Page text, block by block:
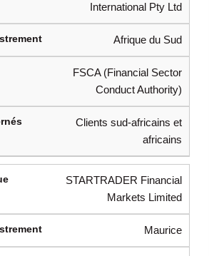
International Pty Ltd
Afrique du Sud
FSCA (Financial Sector
Conduct Authority)
Clients sud-africains et
africains
STARTRADER Financial
Markets Limited
Maurice